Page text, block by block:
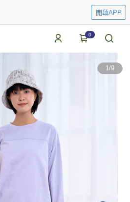
開啟APP
0
1/9